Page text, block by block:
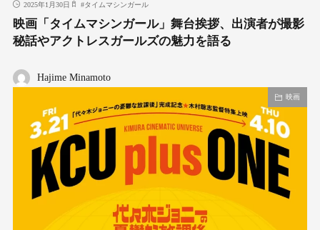
2025年1月30日 #タイムマシンガール
映画「タイムマシンガール」舞台挨拶、出演者が撮影
秘話やアクトレスガールズの魅力を語る
Hajime Minamoto
映画